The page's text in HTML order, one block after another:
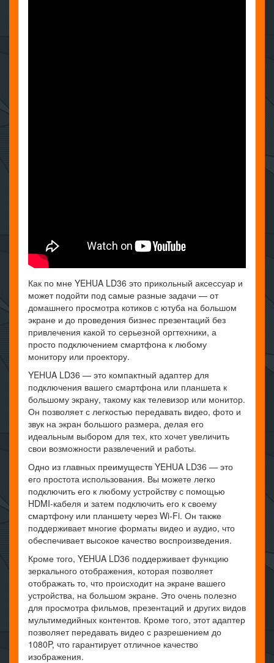
Как по мне YEHUA LD36 это прикольный аксессуар и
может подойти под самые разные задачи — от
домашнего просмотра котиков с ютуба на большом
экране и до проведения бизнес презентаций без
привлечения какой то серьезной оргтехники, а
просто подключением смартфона к любому
монитору или проектору.
YEHUA LD36 — это компактный адаптер для
подключения вашего смартфона или планшета к
большому экрану, такому как телевизор или монитор.
Он позволяет с легкостью передавать видео, фото и
звук на экран большого размера, делая его
идеальным выбором для тех, кто хочет увеличить
свои возможности развлечений и работы.
Одно из главных преимуществ YEHUA LD36 — это
его простота использования. Вы можете легко
подключить его к любому устройству с помощью
HDMI-кабеля и затем подключить его к своему
смартфону или планшету через Wi-Fi. Он также
поддерживает многие форматы видео и аудио, что
обеспечивает высокое качество воспроизведения.
Кроме того, YEHUA LD36 поддерживает функцию
зеркального отображения, которая позволяет
отображать то, что происходит на экране вашего
устройства, на большом экране. Это очень полезно
для просмотра фильмов, презентаций и других видов
мультимедийных контентов. Кроме того, этот адаптер
позволяет передавать видео с разрешением до
1080P, что гарантирует отличное качество
изображения.